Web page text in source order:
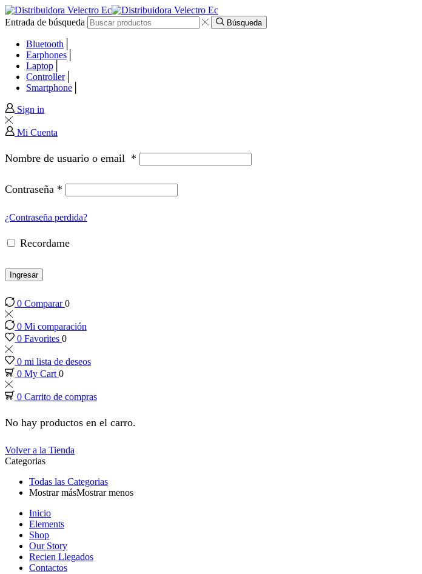
Entrada de búsqueda Búsqueda
Bluetooth
Earphones
Laptop
Controller
Smartphone
Sign in
Mi Cuenta
Nombre de usuario o email *
Contraseña *
¿Contraseña perdida?
Recordame
Ingresar
0 Comparar0
0 Mi comparación
0 Favorites 0
0 mi lista de deseos
0 My Cart 0
0 Carrito de compras
No hay productos en el carro.
Volver a la Tienda
Categorias
Todas las Categorias
Mostrar másMostrar menos
Inicio
Elements
Shop
Our Story
Recien Llegados
Contactos